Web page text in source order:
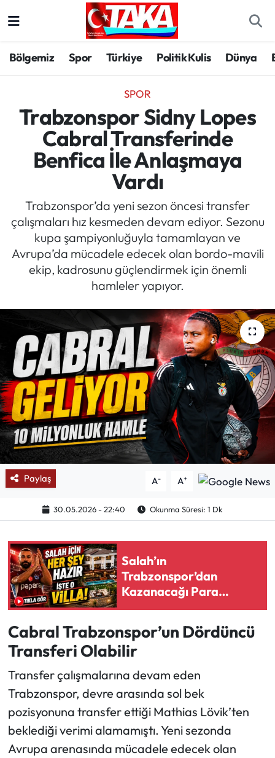
Bölgemiz Spor Türkiye Politik Kulis Dünya
SPOR
Trabzonspor Sidny Lopes
Cabral Transferinde
Benfica İle Anlaşmaya
Vardı
Trabzonspor’da yeni sezon öncesi transfer
çalışmaları hız kesmeden devam ediyor. Sezonu
kupa şampiyonluğuyla tamamlayan ve
Avrupa’da mücadele edecek olan bordo-mavili
ekip, kadrosunu güçlendirmek için önemli
hamleler yapıyor.
Paylaş A- A+
30.05.2026 - 22:40 Okunma Süresi: 1 Dk
Salah’ın
Trabzonspor’dan
Kazanacağı Para
Açıklandı: Yeni Evi de
Cabral Trabzonspor’un Dördüncü
Transferi Olabilir
Transfer çalışmalarına devam eden
Trabzonspor, devre arasında sol bek
pozisyonuna transfer ettiği Mathias Lövik’ten
beklediği verimi alamamıştı. Yeni sezonda
Avrupa arenasında mücadele edecek olan
Spor
Türkiye
Kültür/Sanat
Politika
Politik Kulis
Dünya
Magazin
Röportaj
Manşet
Köşe Yazıları
Karikatür Galeri
BIK
ASTROLOJİ
Spor Yazıları
Mektup Galeri
Ekonomi
Sağlık
Turizm
Teknoloji
Trabzon Hava Durumu
Trabzon Trafik Yoğunluk Haritası
Süper Lig Puan Durumu ve Fikstür
Tüm Manşetler
Son Dakika Haberleri
Haber Arşivi